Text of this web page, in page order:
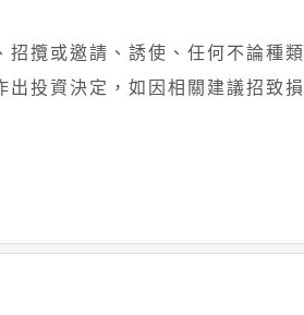
攬或邀請、誘使、任何不論種
投資決定，如因相關建議招致